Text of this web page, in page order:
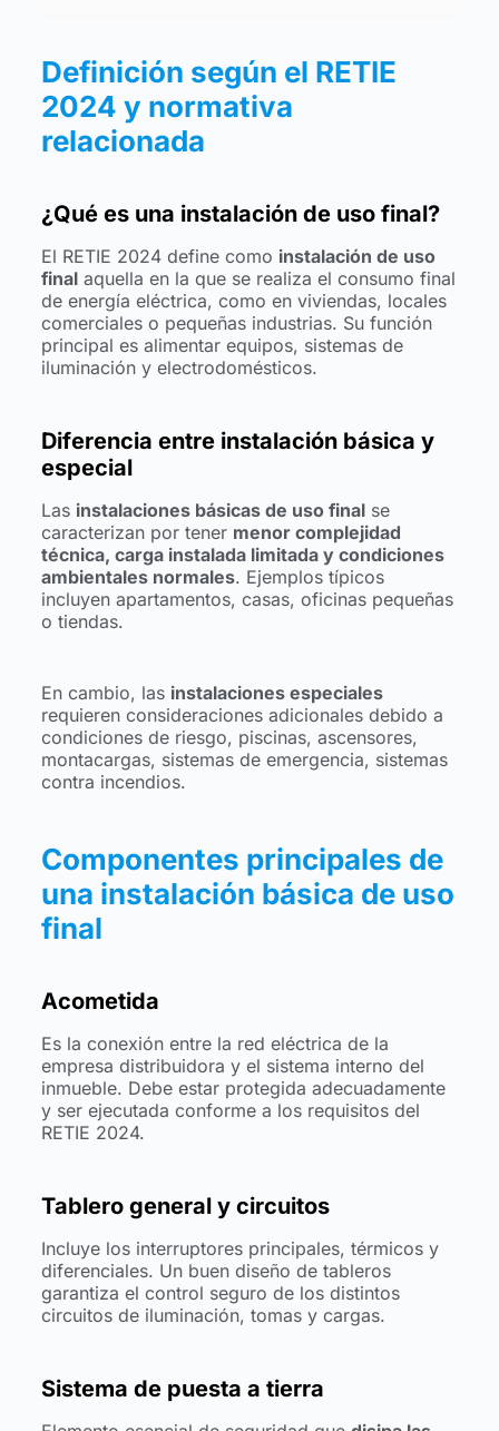
Definición según el RETIE
2024 y normativa
relacionada
¿Qué es una instalación de uso final?
El RETIE 2024 define como instalación de uso
finalaquella en la que se realiza el consumo final
de energía eléctrica, como en viviendas, locales
comerciales o pequeñas industrias. Su función
principal es alimentar equipos, sistemas de
iluminación y electrodomésticos.
Diferencia entre instalación básica y
especial
Las instalaciones básicas de uso finalse
caracterizan por tener menor complejidad
técnica, carga instalada limitada y condiciones
ambientales normales. Ejemplos típicos
incluyen apartamentos, casas, oficinas pequeñas
o tiendas.
En cambio, las instalaciones especiales
requieren consideraciones adicionales debido a
condiciones de riesgo, piscinas, ascensores,
montacargas, sistemas de emergencia, sistemas
contra incendios.
Componentes principales de
una instalación básica de uso
final
Acometida
Es la conexión entre la red eléctrica de la
empresa distribuidora y el sistema interno del
inmueble. Debe estar protegida adecuadamente
y ser ejecutada conforme a los requisitos del
RETIE 2024.
Tablero general y circuitos
Incluye los interruptores principales, térmicos y
diferenciales. Un buen diseño de tableros
garantiza el control seguro de los distintos
circuitos de iluminación, tomas y cargas.
Sistema de puesta a tierra